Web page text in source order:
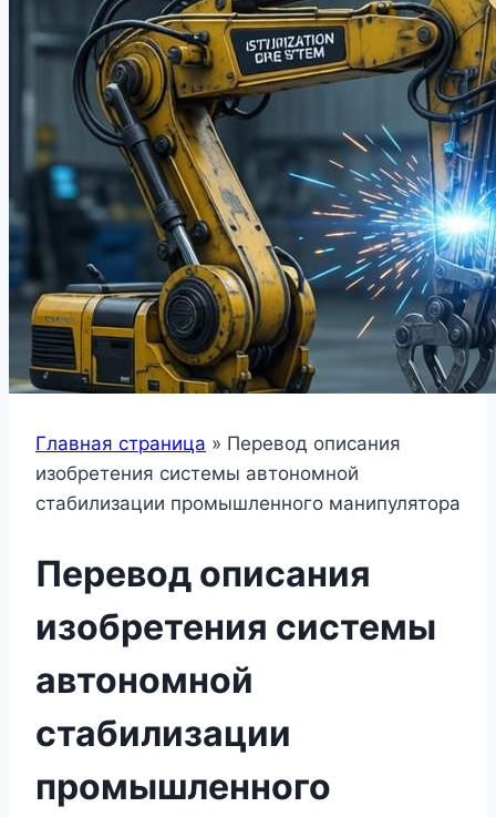
Главная страница » Перевод описания
изобретения системы автономной
стабилизации промышленного манипулятора
Перевод описания
изобретения системы
автономной
стабилизации
промышленного